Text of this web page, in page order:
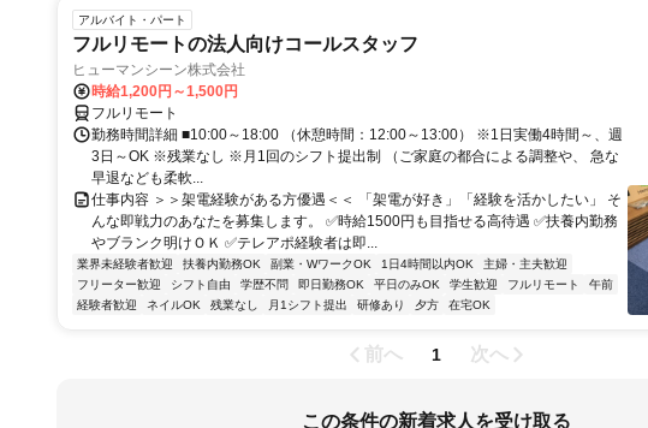
アルバイト・パート
フルリモートの法人向けコールスタッフ
ヒューマンシーン株式会社
時給1,200円～1,500円
フルリモート
勤務時間詳細 ■10:00～18:00 （休憩時間：12:00～13:00） ※1日実働4時間～、週
3日～OK ※残業なし ※月1回のシフト提出制 （ご家庭の都合による調整や、 急な
早退なども柔軟...
仕事内容 ＞＞架電経験がある方優遇＜＜ 「架電が好き」「経験を活かしたい」 そ
んな即戦力のあなたを募集します。 ✅時給1500円も目指せる高待遇 ✅扶養内勤務
やブランク明けＯＫ ✅テレアポ経験者は即...
業界未経験者歓迎 扶養内勤務OK 副業・WワークOK 1日4時間以内OK
主婦・主夫歓迎
フリーター歓迎
シフト自由 学歴不問 即日勤務OK 平日のみOK 学生歓迎 フルリモート
午前
経験者歓迎
ネイルOK 残業なし 月1シフト提出 研修あり 夕方 在宅OK
前へ 1 次へ
この条件の新着求人を受け取る